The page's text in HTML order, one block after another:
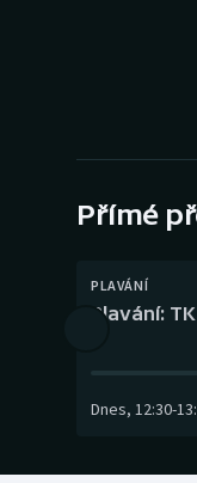
Přímé
PLAVÁNÍ
Plavání:
Dnes, 12:30-